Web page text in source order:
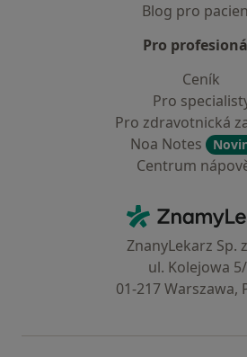
Blog pro
Pro
Ceník
Pro
Pro zdravotnická
Noa Notes
Centrum
ZnanyLekarz Sp.
ul. Kolejowa
01-217 Warszawa,